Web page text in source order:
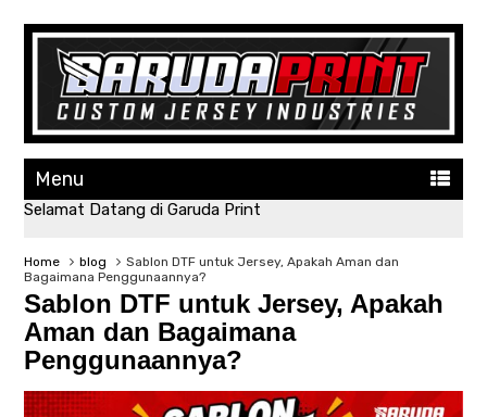
Menu
Selamat Datang di Garuda Print
Home blog
Sablon DTF untuk Jersey, Apakah Aman dan
Bagaimana Penggunaannya?
Sablon DTF untuk Jersey, Apakah
Aman dan Bagaimana
Penggunaannya?